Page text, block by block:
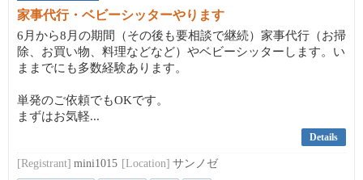
家事代行・ベビーシッターやります
6月から8月の期間（その後も要相談で継続）家事代行（お掃
除、お買い物、料理などなど）やベビーシッターします。い
ままでにも多数経験あります。
単発のご依頼でもOKです。
まずはお気軽...
Details
[Registrant] mini1015 [Location] サンノゼ